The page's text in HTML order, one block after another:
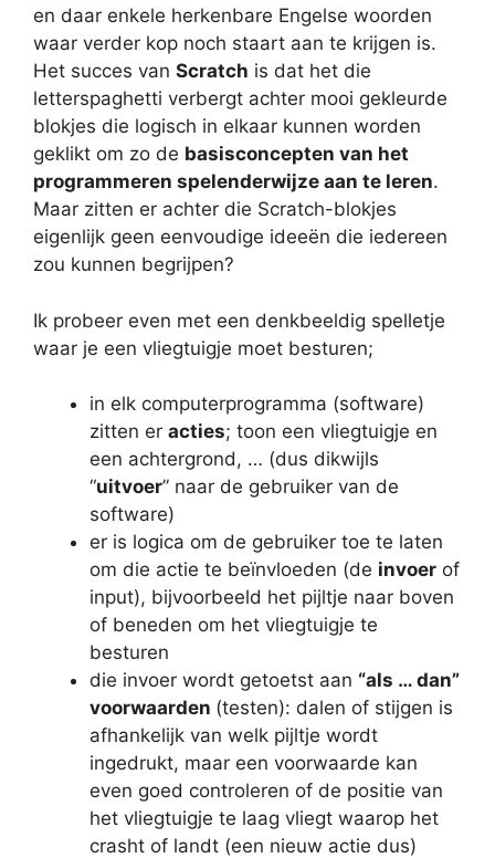
en daar enkele herkenbare Engelse woorden
waar verder kop noch staart aan te krijgen is.
Het succes van Scratch is dat het die
letterspaghetti verbergt achter mooi gekleurde
blokjes die logisch in elkaar kunnen worden
geklikt om zo de basisconcepten van het
programmeren spelenderwijze aan te leren.
Maar zitten er achter die Scratch-blokjes
eigenlijk geen eenvoudige ideeën die iedereen
zou kunnen begrijpen?
Ik probeer even met een denkbeeldig spelletje
waar je een vliegtuigje moet besturen;
in elk computerprogramma (software)
zitten er acties; toon een vliegtuigje en
een achtergrond, … (dus dikwijls
“uitvoer” naar de gebruiker van de
software)
er is logica om de gebruiker toe te laten
om die actie te beïnvloeden (de invoer of
input), bijvoorbeeld het pijltje naar boven
of beneden om het vliegtuigje te
besturen
die invoer wordt getoetst aan “als … dan”
voorwaarden (testen): dalen of stijgen is
afhankelijk van welk pijltje wordt
ingedrukt, maar een voorwaarde kan
even goed controleren of de positie van
het vliegtuigje te laag vliegt waarop het
crasht of landt (een nieuw actie dus)